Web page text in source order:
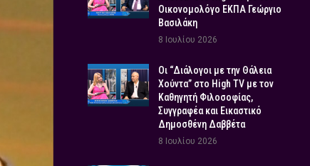
Οικονομολόγο ΕΚΠΑ Γεώργιο
Βασιλάκη
8 Ιουλίου 2026
Οι “Διάλογοι με την Θάλεια
Χούντα” στο High TV με τον
Καθηγητή Φιλοσοφίας,
Συγγραφέα και Εικαστικό
Δημοσθένη Δαββέτα
8 Ιουλίου 2026